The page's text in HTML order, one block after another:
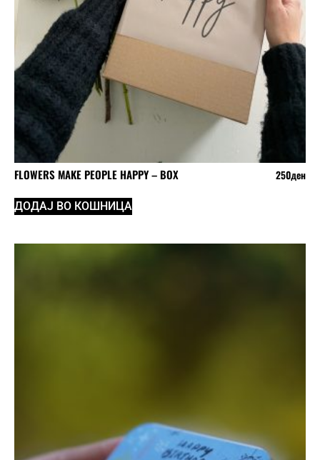
FLOWERS MAKE PEOPLE HAPPY – BOX 250ден
ДОДАЈ ВО КОШНИЦА